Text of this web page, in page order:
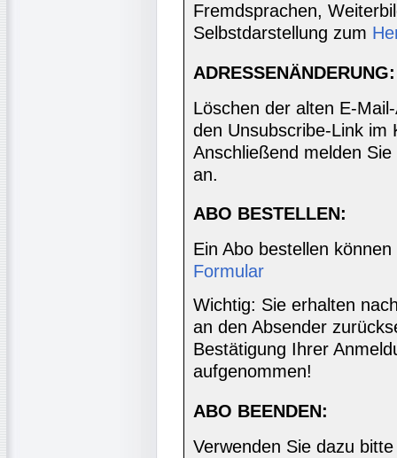
Fremdsprachen,
Selbstdarstellung zum
ADRESSENÄNDERUNG:
Löschen der alten E-
den Unsubscribe-Link im
Anschließend melden
an.
ABO BESTELLEN:
Ein Abo bestellen
Formular
Wichtig: Sie erhalten
an den Absender
Bestätigung Ihrer
aufgenommen!
ABO BEENDEN:
Verwenden Sie dazu